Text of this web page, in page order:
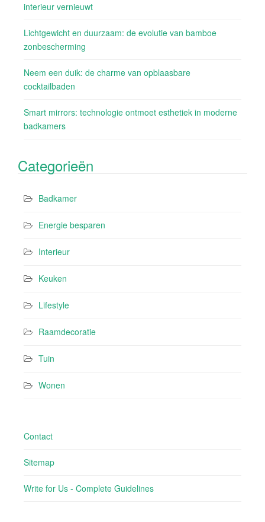
interieur vernieuwt
Lichtgewicht en duurzaam: de evolutie van bamboe
zonbescherming
Neem een duik: de charme van opblaasbare
cocktailbaden
Smart mirrors: technologie ontmoet esthetiek in moderne
badkamers
Categorieën
Badkamer
Energie besparen
Interieur
Keuken
Lifestyle
Raamdecoratie
Tuin
Wonen
Contact
Sitemap
Write for Us - Complete Guidelines